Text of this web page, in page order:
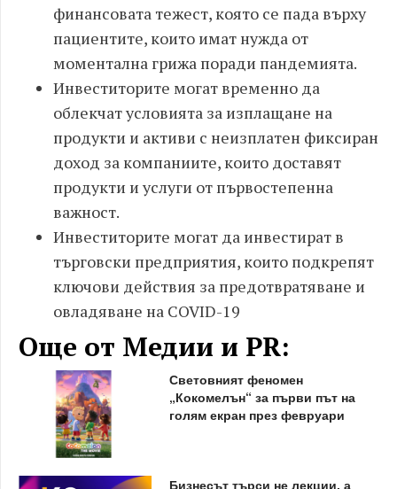
финансовата тежест, която се пада върху
пациентите, които имат нужда от
моментална грижа поради пандемията.
Инвеститорите могат временно да
облекчат условията за изплащане на
продукти и активи с неизплатен фиксиран
доход за компаниите, които доставят
продукти и услуги от първостепенна
важност.
Инвеститорите могат да инвестират в
търговски предприятия, които подкрепят
ключови действия за предотвратяване и
овладяване на COVID-19
Още от Медии и PR:
Световният феномен
„Кокомелън“ за първи път на
голям екран през февруари
Бизнесът търси не лекции, а